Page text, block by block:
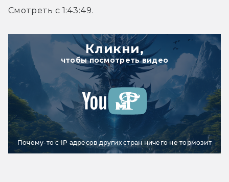
Смотреть с 1:43:49.
Кликни,
чтобы посмотреть видео
Почему-то с IP адресов других стран ничего не тормозит